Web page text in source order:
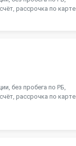
рассрочка по карте
без пробега по РБ,
рассрочка по карте